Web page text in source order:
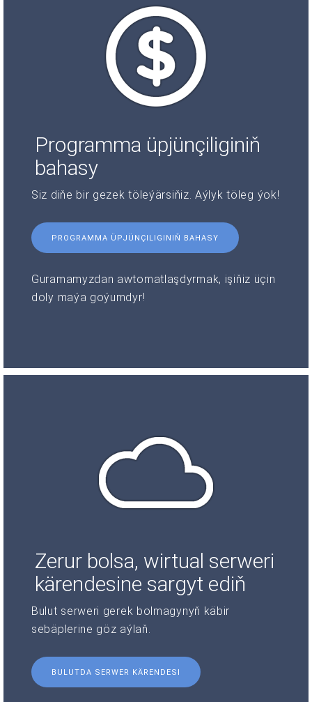
Programma üpjünçiliginiň
bahasy
Siz diňe bir gezek töleýärsiňiz. Aýlyk töleg ýok!
PROGRAMMA ÜPJÜNÇILIGINIŇ BAHASY
Guramamyzdan awtomatlaşdyrmak, işiňiz üçin
doly maýa goýumdyr!
Zerur bolsa, wirtual serweri
kärendesine sargyt ediň
Bulut serweri gerek bolmagynyň käbir
sebäplerine göz aýlaň.
BULUTDA SERWER KÄRENDESI